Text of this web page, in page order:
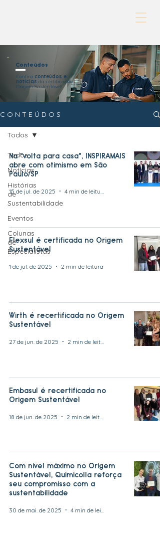
Conteúdos
Confira conteúdos e
notícias da certificação
Origem Sustentável!
C O N T E Ú D O S
Todos
Notícias
Histórias
de
Sustentabilidade
Eventos
Colunas
de
Especialistas
Todos
Na "volta para casa", INSPIRAMAIS
abre com otimismo em São
Paulo/SP
15 de jul. de 2025
Flexsul é certificada no Origem
Sustentável
1 de jul. de 2025 2 min de leitura
Wirth é recertificada no Origem
Sustentável
27 de jun. de 2025
Embasul é recertificada no
Origem Sustentável
18 de jun. de 2025
Com nível máximo no Origem
Sustentável, Quimicolla reforça
seu compromisso com a
sustentabilidade
30 de mai. de 2025